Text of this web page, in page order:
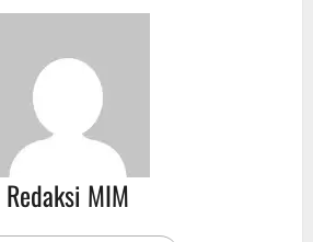
Redaksi MIM